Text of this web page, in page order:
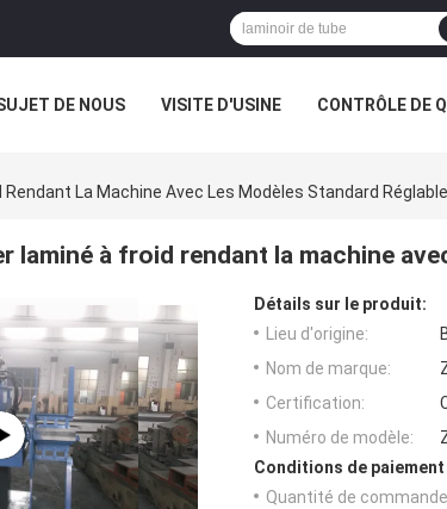
DE NOUS VISITE D'USINE CONTRÔLE DE
Rendant La Machine Avec Les Modèles Standard Réglable
laminé à froid rendant la machine
Détails sur le produit:
Lieu d'origine:
Nom de marque:
Certification:
Numéro de modèle:
Conditions de
Quantité de